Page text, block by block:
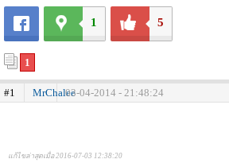
1 5
1
#1 MrChalee03-04-2014 - 21:48:24
แก้ไขล่าสุดเมื่อ 2016-07-03 12:38:20